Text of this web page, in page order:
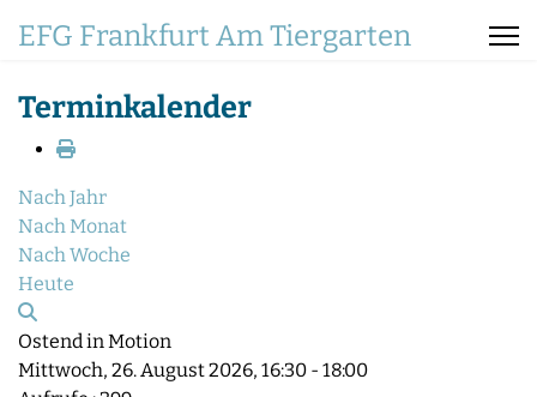
EFG Frankfurt Am Tiergarten
Terminkalender
Nach Jahr
Nach Monat
Nach Woche
Heute
Ostend in Motion
Mittwoch, 26. August 2026, 16:30 - 18:00